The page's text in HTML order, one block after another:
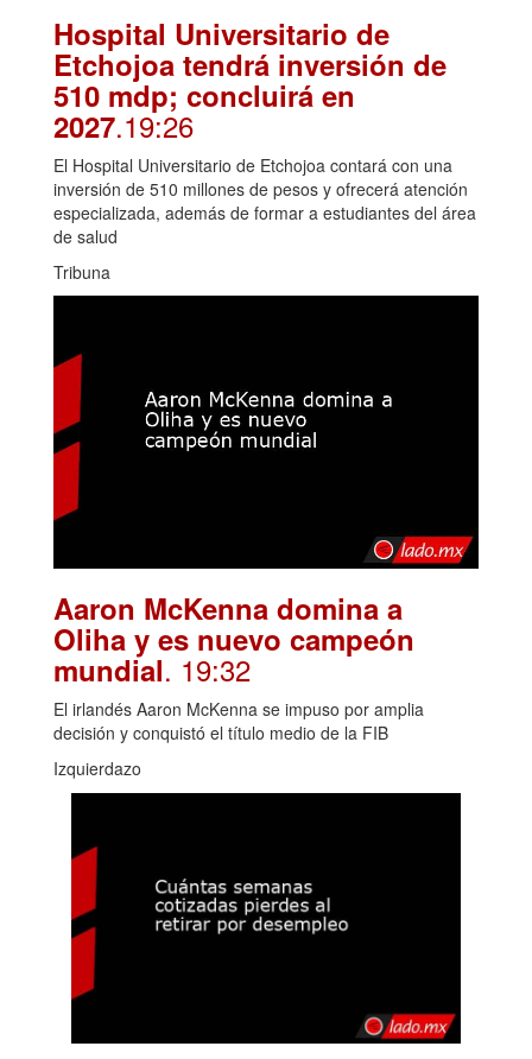
Hospital Universitario de
Etchojoa tendrá inversión de
510 mdp; concluirá en
2027.19:26
El Hospital Universitario de Etchojoa contará con una
inversión de 510 millones de pesos y ofrecerá atención
especializada, además de formar a estudiantes del área
de salud
Tribuna
Aaron McKenna domina a
Oliha y es nuevo campeón
mundial. 19:32
El irlandés Aaron McKenna se impuso por amplia
decisión y conquistó el título medio de la FIB
Izquierdazo